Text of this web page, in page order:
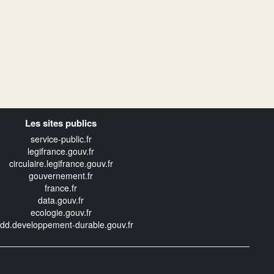
Les sites publics
service-public.fr
legifrance.gouv.fr
circulaire.legifrance.gouv.fr
gouvernement.fr
france.fr
data.gouv.fr
ecologie.gouv.fr
durable.gouv.fr